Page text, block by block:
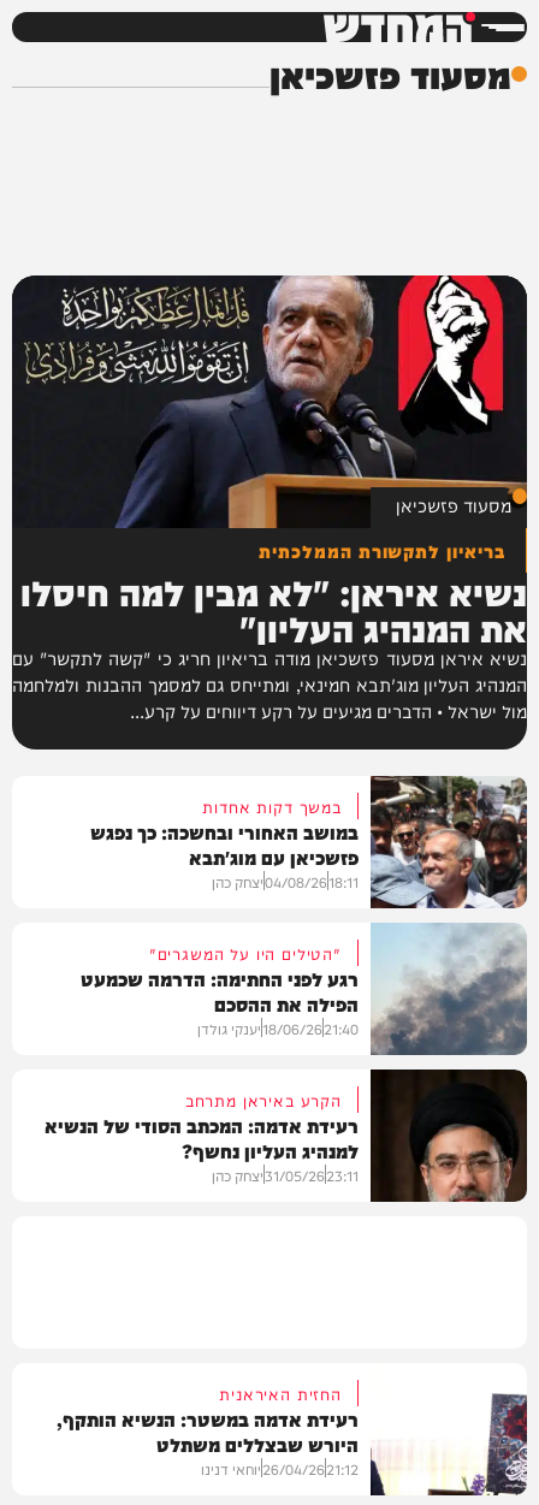
המחדש
מסעוד פזשכיאן
מסעוד פזשכיאן
בריאיון לתקשורת הממלכתית
נשיא איראן: "לא מבין למה חיסלו
את המנהיג העליון"
נשיא איראן מסעוד פזשכיאן מודה בריאיון חריג כי "קשה לתקשר" עם
המנהיג העליון מוג'תבא חמינאי, ומתייחס גם למסמך ההבנות ולמלחמה
מול ישראל • הדברים מגיעים על רקע דיווחים על קרע...
בעולם
במשך דקות אחדות
במושב האחורי ובחשכה: כך נפגש
פזשכיאן עם מוג'תבא
18:11
04/08/26יצחק כהן
חדשות
"הטילים היו על המשגרים"
רגע לפני החתימה: הדרמה שכמעט
הפילה את ההסכם
21:40
18/06/26יענקי גולדן
הקרע באיראן מתרחב
רעידת אדמה: המכתב הסודי של הנשיא
למנהיג העליון נחשף?
23:11
31/05/26יצחק כהן
החזית האיראנית
רעידת אדמה במשטר: הנשיא הותקף,
היורש שבצללים משתלט
21:12
26/04/26יוחאי דנינו